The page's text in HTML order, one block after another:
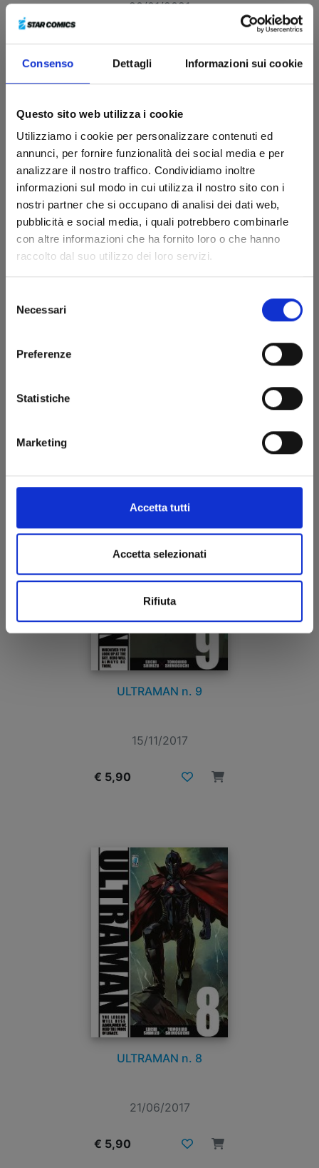
Consenso Dettagli Informazioni sui cookie
Questo sito web utilizza i cookie
Utilizziamo i cookie per personalizzare contenuti ed
annunci, per fornire funzionalità dei social media e per
analizzare il nostro traffico. Condividiamo inoltre
informazioni sul modo in cui utilizza il nostro sito con i
nostri partner che si occupano di analisi dei dati web,
pubblicità e social media, i quali potrebbero combinarle
con altre informazioni che ha fornito loro o che hanno
raccolto dal suo utilizzo dei loro servizi.
delNecessari
Preferenze
Statistiche
Marketing
Accetta tutti
Accetta selezionati
Rifiuta
20/01/2021
€ 5,90
ULTRAMAN n. 9
15/11/2017
€ 5,90
ULTRAMAN n. 8
21/06/2017
€ 5,90